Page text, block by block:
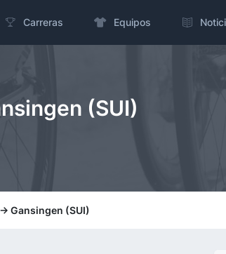
Carreras Equipos
(SUI)
Gansingen (SUI)